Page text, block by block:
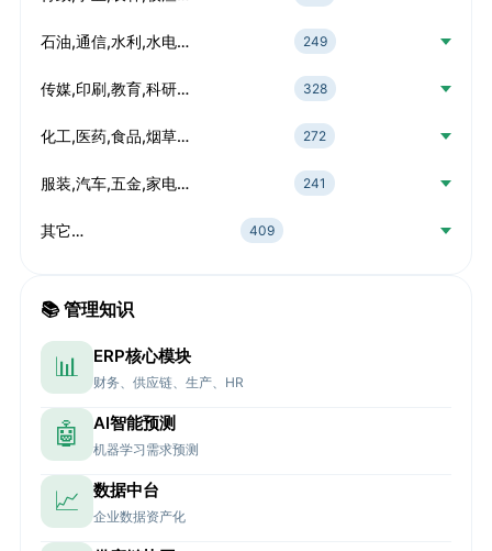
石油,通信,水利,水电… 249
传媒,印刷,教育,科研… 328
化工,医药,食品,烟草… 272
服装,汽车,五金,家电… 241
其它… 409
📚 管理知识
📊 ERP核心模块
财务、供应链、生产、HR
🤖 AI智能预测
机器学习需求预测
📈 数据中台
企业数据资产化